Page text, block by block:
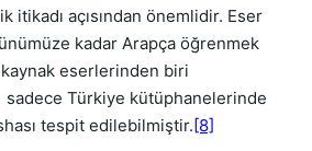
itikadı açısından önemlidir. Eser
kadar Arapça öğrenmek
eserlerinden biri
sadece Türkiye kütüphanelerinde
tespit edilebilmiştir.[8]